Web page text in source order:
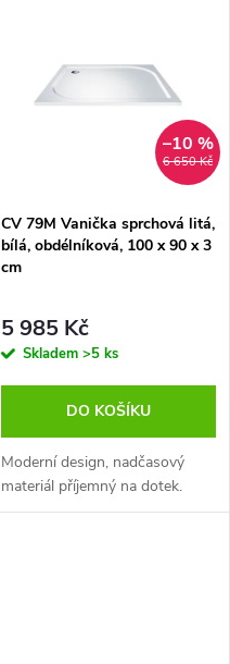
6 650 Kč
–10 %
CV 79M Vanička sprchová litá,
bílá, obdélníková, 100 x 90 x 3
cm
5 985 Kč
Skladem >5 ks
DO KOŠÍKU
Moderní design, nadčasový
materiál příjemný na dotek.